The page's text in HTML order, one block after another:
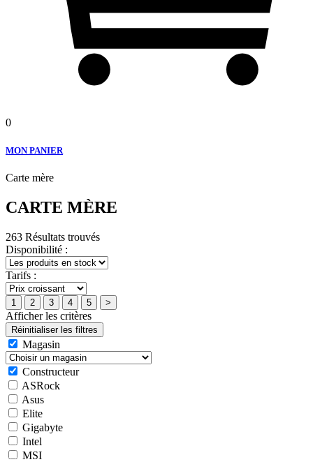
0
MON PANIER
Carte mère
CARTE MÈRE
263 Résultats trouvés
Disponibilité :
Tarifs :
Afficher les critères
Magasin
Constructeur
ASRock
Asus
Elite
Gigabyte
Intel
MSI